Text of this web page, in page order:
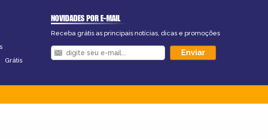
Grátis
NOVIDADES POR E-MAIL
Receba grátis as principais notícias, dicas e promoções